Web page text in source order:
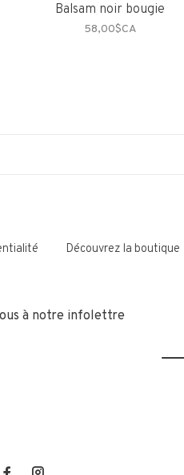
Balsam noir bougie
58,00$CA
Découvrez la boutique
à notre infolettre